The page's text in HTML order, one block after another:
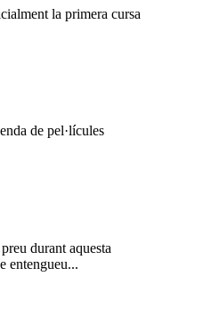
la primera cursa
de pel·lícules
durant aquesta
entengueu...